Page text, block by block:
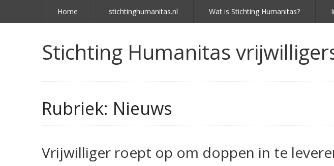
Home stichtinghumanitas.nl Wat is Stichting Humanitas?
Stichting Humanitas
Rubriek: Nieuws
Vrijwilliger roept op om doppen in te